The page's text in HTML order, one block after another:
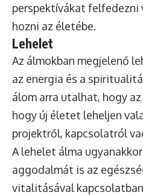
perspektívákat felfedezni
hozni az életébe.
Lehelet
Az álmokban megjelenő
az energia és a
álom arra utalhat, hogy
hogy új életet leheljen
projektről, kapcsolatról
A lehelet álma
aggodalmát is az
vitalitásával